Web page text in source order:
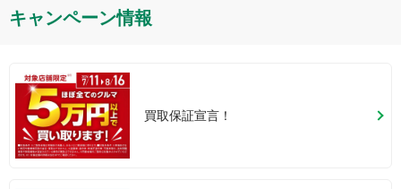
キャンペーン情報
買取保証宣言！